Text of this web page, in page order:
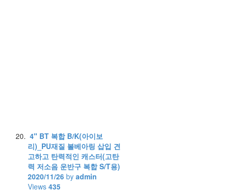
4" BT 복합 B/K(아이보
리)_PU재질 볼베아링 삽입 견
고하고 탄력적인 캐스터(고탄
력 저소음 운반구 복합 S/T용)
2020/11/26 by admin
Views 435